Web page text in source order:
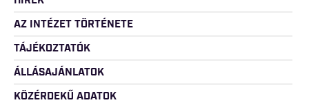
AZ INTÉZET TÖRTÉNETE
TÁJÉKOZTATÓK
ÁLLÁSAJÁNLATOK
KÖZÉRDEKŰ ADATOK